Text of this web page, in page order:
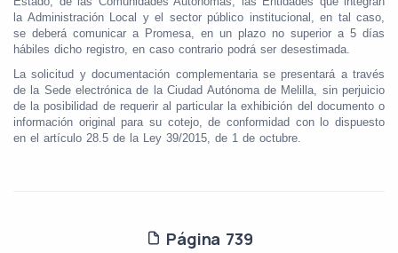
la Administración Local y el sector público institucional, en tal caso,
se deberá comunicar a Promesa, en un plazo no superior a 5 días
hábiles dicho registro, en caso contrario podrá ser desestimada.
La solicitud y documentación complementaria se presentará a través
de la Sede electrónica de la Ciudad Autónoma de Melilla, sin perjuicio
de la posibilidad de requerir al particular la exhibición del documento o
información original para su cotejo, de conformidad con lo dispuesto
en el artículo 28.5 de la Ley 39/2015, de 1 de octubre.
Página 739